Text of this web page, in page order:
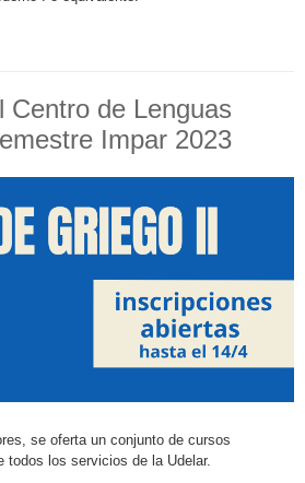
Centro de Lenguas
Impar 2023
se oferta un conjunto de cursos
todos los servicios de la Udelar.